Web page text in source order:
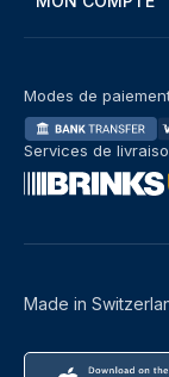
Made in
Modes de
Services de